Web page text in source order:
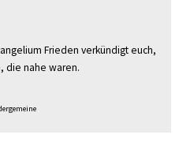
Frieden verkündigt euch,
die nahe waren.